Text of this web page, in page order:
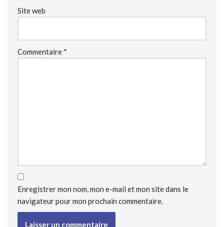
Site web
Commentaire *
Enregistrer mon nom, mon e-mail et mon site dans le
navigateur pour mon prochain commentaire.